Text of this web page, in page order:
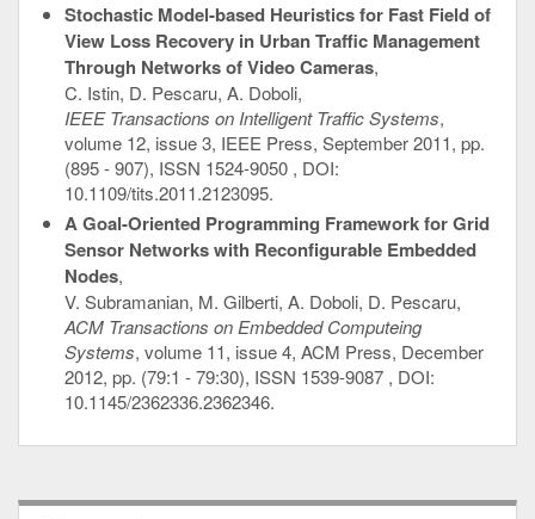
Stochastic Model-based Heuristics for Fast Field of
View Loss Recovery in Urban Traffic Management
Through Networks of Video Cameras,
C. Istin, D. Pescaru, A. Doboli,
IEEE Transactions on Intelligent Traffic Systems,
volume 12, issue 3, IEEE Press, September 2011, pp.
(895 - 907), ISSN 1524-9050 , DOI:
10.1109/tits.2011.2123095.
A Goal-Oriented Programming Framework for Grid
Sensor Networks with Reconfigurable Embedded
Nodes,
V. Subramanian, M. Gilberti, A. Doboli, D. Pescaru,
ACM Transactions on Embedded Computeing
Systems, volume 11, issue 4, ACM Press, December
2012, pp. (79:1 - 79:30), ISSN 1539-9087 , DOI:
10.1145/2362336.2362346.